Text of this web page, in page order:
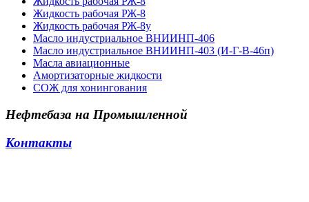
Жидкость рабочая РЖ-8
Жидкость рабочая РЖ-8у
Масло индустриальное ВНИИНП-406
Масло индустриальное ВНИИНП-403 (И-Г-В-46п)
Масла авиационные
Амортизаторные жидкости
СОЖ для хонингования
Нефтебаза на Промышленной
Контакты